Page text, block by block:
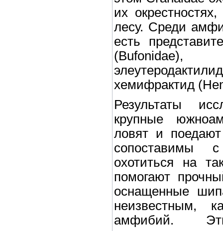
их
лесу. Среди
есть
(Bufonidae),
хемифрактид
Результаты
крупные
ловят и
сопоставимы
охотиться на
помогают
оснащенные
неизвестным,
амфибий.